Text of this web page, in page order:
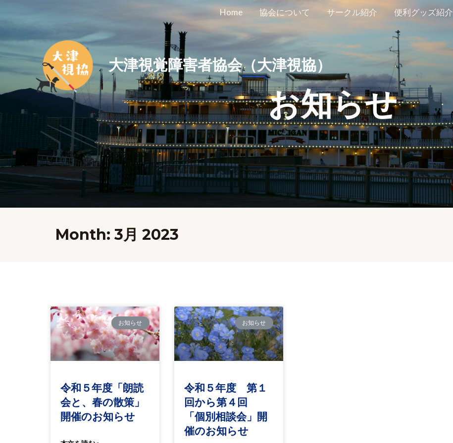
Home 協会について サークル紹介 便利グッズ紹介
大津視覚障害者協会（大津視協）
お知らせ
Month: 3月 2023
お知らせ
令和５年度「朗読
会と、春の散策」
開催のお知らせ
お知らせ
令和５年度 第１
回から第４回
「個別相談会」開
催のお知らせ